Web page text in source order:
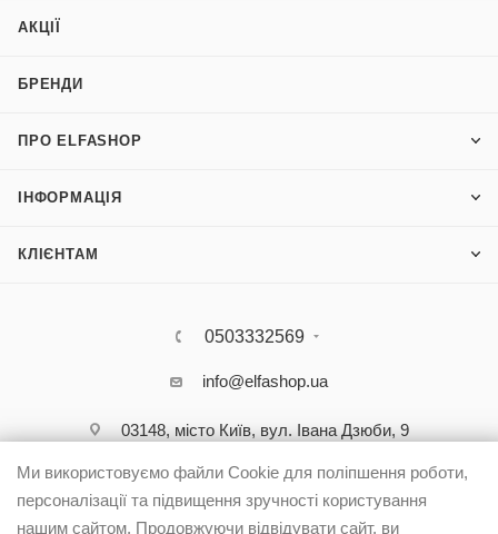
АКЦІЇ
БРЕНДИ
ПРО ELFASHOP
ІНФОРМАЦІЯ
КЛІЄНТАМ
0503332569
info@elfashop.ua
03148, місто Київ, вул. Івана Дзюби, 9
Ми використовуємо файли Cookie для поліпшення роботи,
персоналізації та підвищення зручності користування
нашим сайтом. Продовжуючи відвідувати сайт, ви